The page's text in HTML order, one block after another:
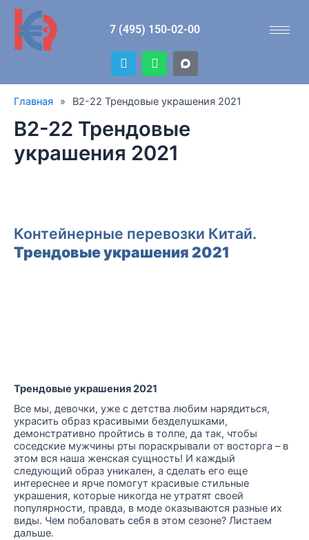
Перейти
содержимому
7 (495) 150-02-00
T
e
l
g
a
m
W
h
a
s
p
p
Главная » B2-22 Трендовые украшения 2021
B2-22 Трендовые
украшения 2021
Контейнерные перевозки Китай.
Трендовые украшения 2021
Трендовые украшения 2021
Все мы, девочки, уже с детства любим нарядиться,
украсить образ красивыми безделушками,
демонстративно пройтись в толпе, да так, чтобы
соседские мужчины рты пораскрывали от восторга – в
этом вся наша женская сущность! И каждый
следующий образ уникален, а сделать его еще
интереснее и ярче помогут красивые стильные
украшения, которые никогда не утратят своей
популярности, правда, в моде оказываются разные их
виды. Чем побаловать себя в этом сезоне? Листаем
дальше.